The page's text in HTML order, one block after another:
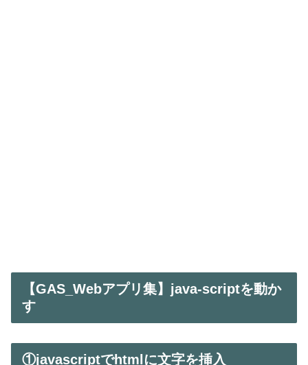
【GAS_Webアプリ集】java-scriptを動か
す
①javascriptでhtmlに文字を挿入